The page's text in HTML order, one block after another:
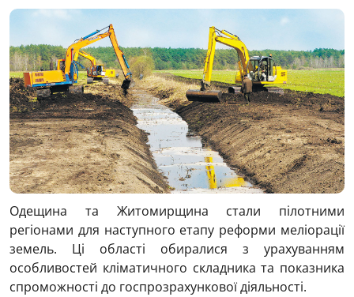
Одещина та Житомирщина стали пілотними
регіонами для наступного етапу реформи меліорації
земель. Ці області обиралися з урахуванням
особливостей кліматичного складника та показника
спроможності до госпрозрахункової діяльності.